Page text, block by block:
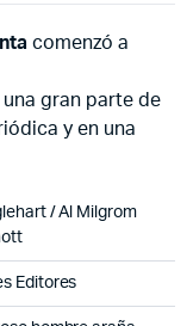
comenzó a
gran parte de
y en una
/ Al Milgrom
Editores